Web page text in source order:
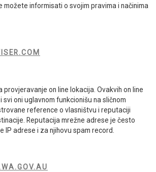
možete informisati o svojim pravima i načinima
provjeravanje on line lokacija. Ovakvih on line
svi oni uglavnom funkcionišu na sličnom
reference o vlasništvu i reputaciji
Reputacija mrežne adrese je često
IP adrese i za njihovu spam record.